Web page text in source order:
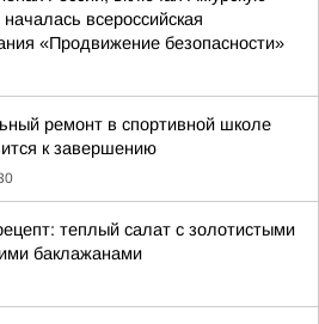
всероссийская
«Продвижение безопасности»
ремонт в спортивной школе
к завершению
теплый салат с золотистыми
баклажанами